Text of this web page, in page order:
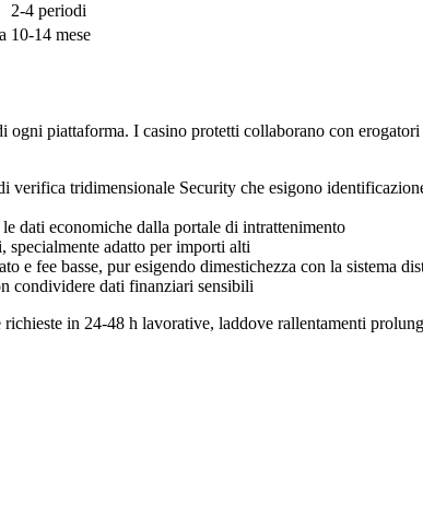
2-4 periodi
10-14 mese
ogni piattaforma. I casino protetti collaborano con
tridimensionale Security che esigono
dati economiche dalla portale di intrattenimento
specialmente adatto per importi alti
fee basse, pur esigendo dimestichezza con la sistema
condividere dati finanziari sensibili
in 24-48 h lavorative, laddove rallentamenti